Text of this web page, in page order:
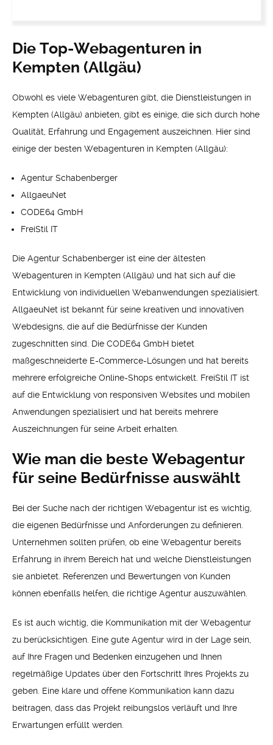
Die Top-Webagenturen in
Kempten (Allgäu)
Obwohl es viele Webagenturen gibt, die Dienstleistungen in
Kempten (Allgäu) anbieten, gibt es einige, die sich durch hohe
Qualität, Erfahrung und Engagement auszeichnen. Hier sind
einige der besten Webagenturen in Kempten (Allgäu):
Agentur Schabenberger
AllgaeuNet
CODE64 GmbH
FreiStil IT
Die Agentur Schabenberger ist eine der ältesten
Webagenturen in Kempten (Allgäu) und hat sich auf die
Entwicklung von individuellen Webanwendungen spezialisiert.
AllgaeuNet ist bekannt für seine kreativen und innovativen
Webdesigns, die auf die Bedürfnisse der Kunden
zugeschnitten sind. Die CODE64 GmbH bietet
maßgeschneiderte E-Commerce-Lösungen und hat bereits
mehrere erfolgreiche Online-Shops entwickelt. FreiStil IT ist
auf die Entwicklung von responsiven Websites und mobilen
Anwendungen spezialisiert und hat bereits mehrere
Auszeichnungen für seine Arbeit erhalten.
Wie man die beste Webagentur
für seine Bedürfnisse auswählt
Bei der Suche nach der richtigen Webagentur ist es wichtig,
die eigenen Bedürfnisse und Anforderungen zu definieren.
Unternehmen sollten prüfen, ob eine Webagentur bereits
Erfahrung in ihrem Bereich hat und welche Dienstleistungen
sie anbietet. Referenzen und Bewertungen von Kunden
können ebenfalls helfen, die richtige Agentur auszuwählen.
Es ist auch wichtig, die Kommunikation mit der Webagentur
zu berücksichtigen. Eine gute Agentur wird in der Lage sein,
auf Ihre Fragen und Bedenken einzugehen und Ihnen
regelmäßige Updates über den Fortschritt Ihres Projekts zu
geben. Eine klare und offene Kommunikation kann dazu
beitragen, dass das Projekt reibungslos verläuft und Ihre
Erwartungen erfüllt werden.